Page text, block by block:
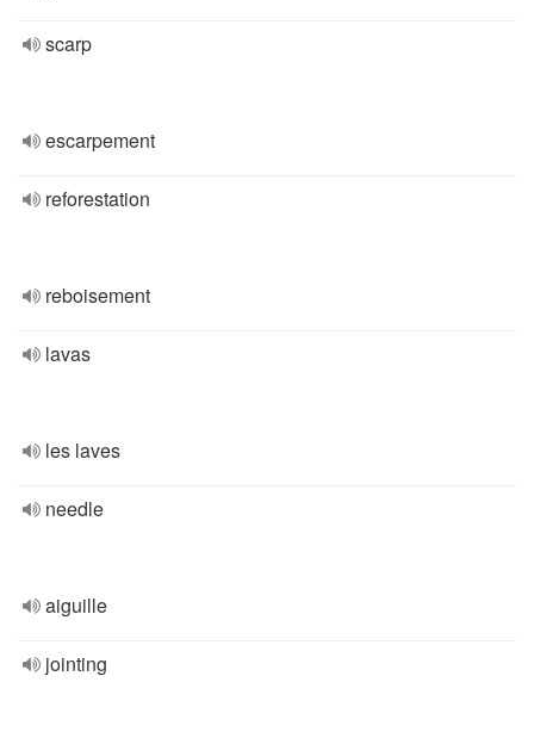
scarp
escarpement
reforestation
reboisement
lavas
les laves
needle
aiguille
jointing